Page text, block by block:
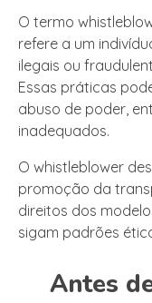
O termo
refere a um
ilegais ou
Essas práticas
abuso de poder,
inadequados.
O whistleblower
promoção da
direitos dos
sigam padrões
Antes